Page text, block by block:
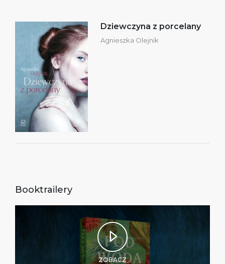
Dziewczyna z porcelany
Agnieszka Olejnik
Booktrailery
ZOBACZ